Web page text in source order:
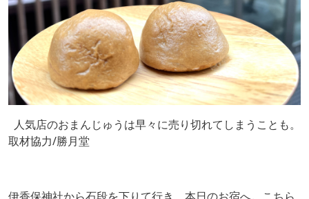
人気店のおまんじゅうは早々に売り切れてしまうことも。
取材協力/勝月堂